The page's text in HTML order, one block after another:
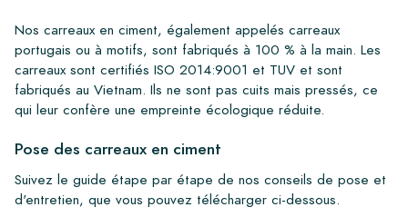
Nos carreaux en ciment, également appelés carreaux
portugais ou à motifs, sont fabriqués à 100 % à la main. Les
carreaux sont certifiés ISO 2014:9001 et TUV et sont
fabriqués au Vietnam. Ils ne sont pas cuits mais pressés, ce
qui leur confère une empreinte écologique réduite.
Pose des carreaux en ciment
Suivez le guide étape par étape de nos conseils de pose et
d'entretien, que vous pouvez télécharger ci-dessous.